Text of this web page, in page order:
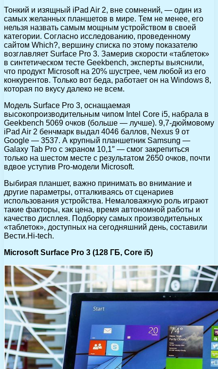
Тонкий и изящный iPad Air 2, вне сомнений, — один из
самых желанных планшетов в мире. Тем не менее, его
нельзя назвать самым мощным устройством в своей
категории. Согласно исследованию, проведенному
сайтом Which?, вершину списка по этому показателю
возглавляет Surface Pro 3. Замерив скорости «таблеток»
в синтетическом тесте Geekbench, эксперты выяснили,
что продукт Microsoft на 20% шустрее, чем любой из его
конкурентов. Только вот беда, работает он на Windows 8,
которая по вкусу далеко не всем.
Модель Surface Pro 3, оснащаемая
высокопроизводительным чипом Intel Core i5, набрала в
Geekbench 5069 очков (больше — лучше). 9,7-дюймовому
iPad Air 2 бенчмарк выдал 4046 баллов, Nexus 9 от
Google — 3537. А крупный планшетник Samsung —
Galaxy Tab Pro с экраном 10,1″ — смог закрепиться
только на шестом месте с результатом 2650 очков, почти
вдвое уступив Pro-модели Microsoft.
Выбирая планшет, важно принимать во внимание и
другие параметры, отталкиваясь от сценариев
использования устройства. Немаловажную роль играют
такие факторы, как цена, время автономной работы и
качество дисплея. Подборку самых производительных
«таблеток», доступных на сегодняшний день, составили
Вести.Hi-tech.
Microsoft Surface Pro 3 (128 ГБ, Core i5)